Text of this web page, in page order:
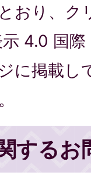
おり、ク
4.0 国
に掲載
するお